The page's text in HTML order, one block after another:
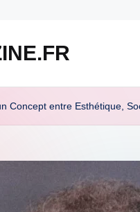
Concept entre Esthétique,